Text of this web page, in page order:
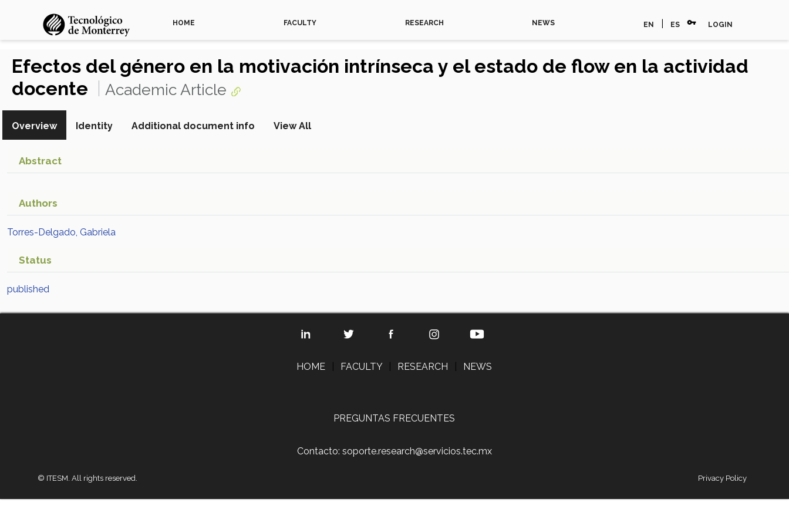
HOME FACULTY RESEARCH NEWS EN ES vpn_key LOGIN
Efectos del género en la motivación intrínseca y el estado de flow en la actividad
docente
Academic Article
Overview Identity Additional document info View All
Abstract
Authors
Torres-Delgado, Gabriela
Status
published
HOME FACULTY RESEARCH NEWS
PREGUNTAS FRECUENTES
Contacto: soporte.research@servicios.tec.mx
© ITESM. All rights reserved. Privacy Policy